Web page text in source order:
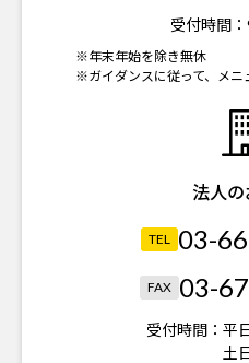
受付時間：
※年末年始を除き無休
※ガイダンスに従って、メニ
法人
TEL 03-
FAX 03-
受付時間： 平
土